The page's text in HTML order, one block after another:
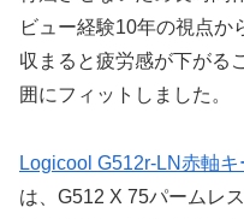
ビュー経験10年の視点か
収まると疲労感が下がる
囲にフィットしました。
Logicool G512r-LN赤軸
は、G512 X 75パームレ